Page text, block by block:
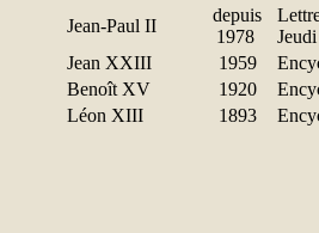
Jean-Paul II
depuis
1978
Jean XXIII 1959
Benoît XV 1920
Léon XIII 1893